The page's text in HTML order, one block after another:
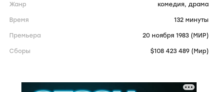
Жанр комедия, драма
Время 132 минуты
Премьера 20 ноября 1983 (МИР)
Сборы $108 423 489 (Мир)